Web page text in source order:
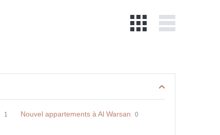
1 Nouvel appartements à Al Warsan 0